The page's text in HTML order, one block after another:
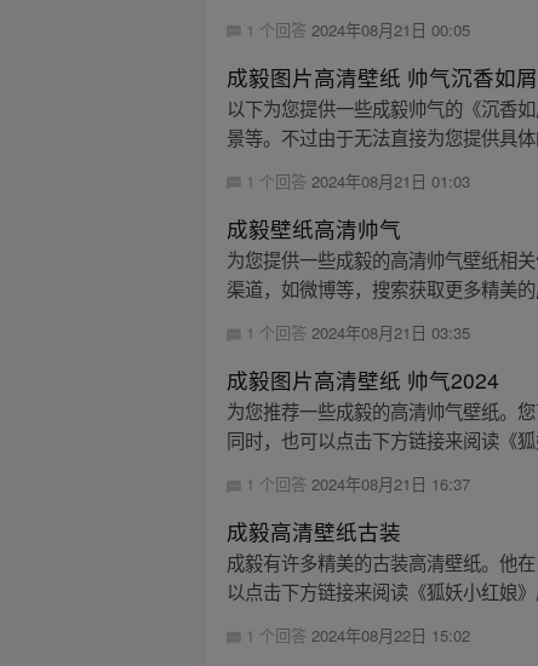
1 个回答 2024年08月21日 00:05
成毅图片高清壁纸 帅气沉香如屑
以下为您提供一些成毅帅气的《沉香
景等。不过由于无法直接为您提供具
1 个回答 2024年08月21日 01:03
成毅壁纸高清帅气
为您提供一些成毅的高清帅气壁纸相
渠道，如微博等，搜索获取更多精美
1 个回答2024年08月21日 03:35
成毅图片高清壁纸 帅气2024
为您推荐一些成毅的高清帅气壁纸。
同时，也可以点击下方链接来阅读《
1 个回答2024年08月21日 16:37
成毅高清壁纸古装
成毅有许多精美的古装高清壁纸。他
以点击下方链接来阅读《狐妖小红娘》
1 个回答2024年08月22日 15:02